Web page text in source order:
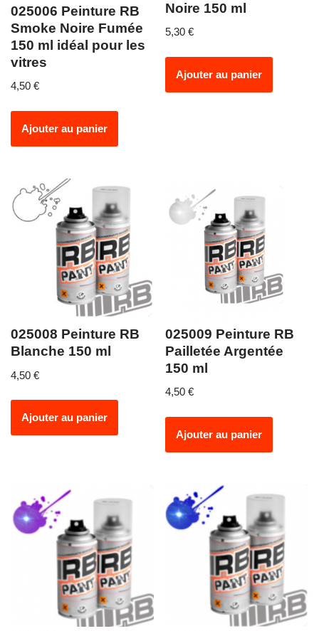
025006 Peinture RB
Smoke Noire Fumée
150 ml idéal pour les
vitres
4,50 €
Ajouter au panier
Noire 150 ml
5,30€
Ajouter au panier
025008 Peinture RB
Blanche 150 ml
4,50 €
Ajouter au panier
025009 Peinture RB
Pailletée Argentée
150 ml
4,50€
Ajouter au panier